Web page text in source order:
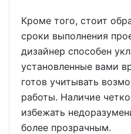
Кроме того, стоит
сроки выполнения
дизайнер способен
установленные вами
готов учитывать
работы. Наличие
избежать
более прозрачным.